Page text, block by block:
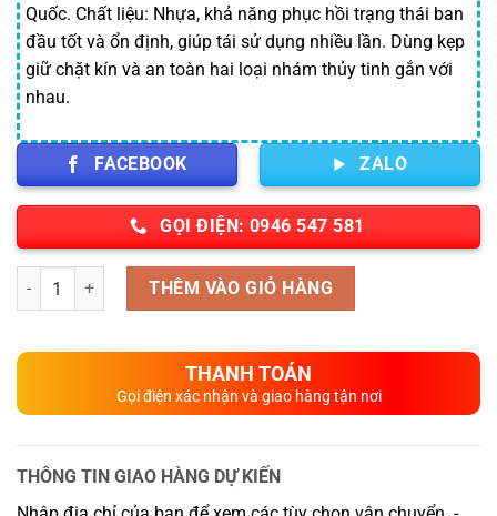
Quốc. Chất liệu: Nhựa, khả năng phục hồi trạng thái ban
đầu tốt và ổn định, giúp tái sử dụng nhiều lần. Dùng kẹp
giữ chặt kín và an toàn hai loại nhám thủy tinh gắn với
nhau.
FACEBOOK ZALO
GỌI ĐIỆN: 0946 547 581
Số lượng THÊM VÀO GIỎ HÀNG
THANH TOÁN
Gọi điện xác nhận và giao hàng tận nơi
THÔNG TIN GIAO HÀNG DỰ KIẾN